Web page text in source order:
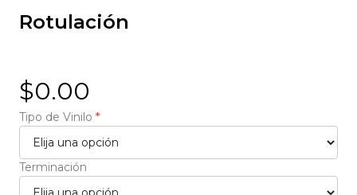
Rotulación
$0.00
Tipo de Vinilo *
Terminación